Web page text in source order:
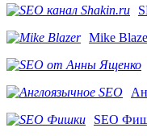
Mike
SEO